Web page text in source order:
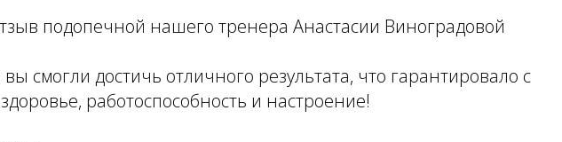
подопечной нашего тренера Анастасии Виноградовой
смогли достичь отличного результата, что гарантировало с
работоспособность и настроение!